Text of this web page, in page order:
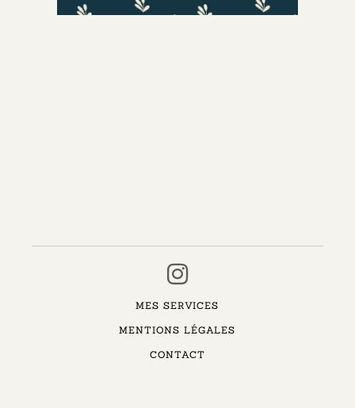
MES SERVICES
MENTIONS LÉGALES
CONTACT